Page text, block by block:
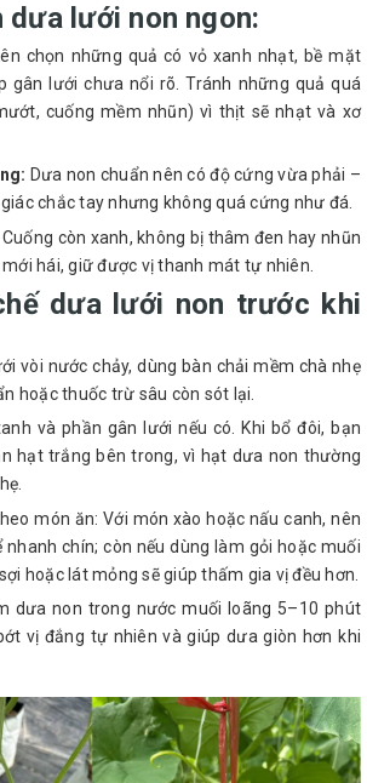
dưa lưới non ngon:
chọn những quả có vỏ xanh nhạt, bề mặt
gân lưới chưa nổi rõ. Tránh những quả quá
cuống mềm nhũn) vì thịt sẽ nhạt và xơ
Dưa non chuẩn nên có độ cứng vừa phải –
chắc tay nhưng không quá cứng như đá.
Cuống còn xanh, không bị thâm đen hay nhũn
hái, giữ được vị thanh mát tự nhiên.
dưa lưới non trước khi
vòi nước chảy, dùng bàn chải mềm chà nhẹ
hoặc thuốc trừ sâu còn sót lại.
và phần gân lưới nếu có. Khi bổ đôi, bạn
hạt trắng bên trong, vì hạt dưa non thường
món ăn: Với món xào hoặc nấu canh, nên
chín; còn nếu dùng làm gỏi hoặc muối
hoặc lát mỏng sẽ giúp thấm gia vị đều hơn.
dưa non trong nước muối loãng 5–10 phút
vị đắng tự nhiên và giúp dưa giòn hơn khi